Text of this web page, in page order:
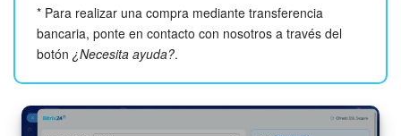
Collabs
Calendario
Bitrix24 Drive
* Para realizar una compra mediante transferencia
bancaria, ponte en contacto con nosotros a través del
botón ¿Necesita ayuda?.